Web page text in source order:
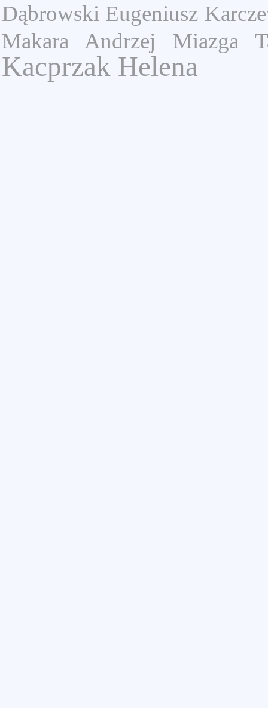
Dąbrowski Eugeniusz
Makara Andrzej
Miazga
Kacprzak Helena